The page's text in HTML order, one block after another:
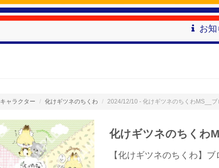
お
キャラクター 化けギツネのちくわ 2024/12/10 - 化けギツネのちくわMS__ブ
化けギツネのちくわ
【化けギツネのちくわ】